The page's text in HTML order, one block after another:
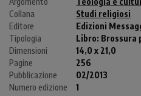
Collana
Studi religiosi
Editore
Edizioni
Tipologia
Libro: Brossura
Dimensioni
14,0 x 21,0
Pagine
256
Pubblicazione
02/2013
Numero edizione
1